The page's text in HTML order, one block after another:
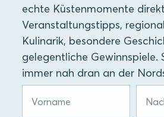
echte Küstenmomente
Veranstaltungstipps,
Kulinarik, besondere
gelegentliche Gewinnspiele.
immer nah dran an der